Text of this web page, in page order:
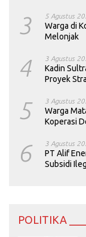
3 5 Agustus
Warga di
Melonjak
4 3 Agustus
Kadin
Proyek
5 3 Agustus
Warga
Koperasi
6 3 Agustus
PT Alif
Subsidi
POLITIKA ____